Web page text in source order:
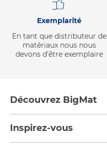
Exemplarité
En tant que distributeur de
matériaux nous nous
devons d’être exemplaire
Découvrez BigMat
Nous rejoindre
Inspirez-vous